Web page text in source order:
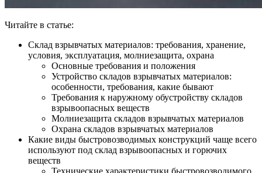
Читайте в статье:
Склад взрывчатых материалов: требования, хранение,
условия, эксплуатация, молниезащита, охрана
Основные требования и положения
Устройство складов взрывчатых материалов:
особенности, требования, какие бывают
Требования к наружному обустройству складов
взрывоопасных веществ
Молниезащита складов взрывчатых материалов
Охрана складов взрывчатых материалов
Какие виды быстровозводимых конструкций чаще всего
используют под склад взрывоопасных и горючих
веществ
Технические характеристики быстровозводимого